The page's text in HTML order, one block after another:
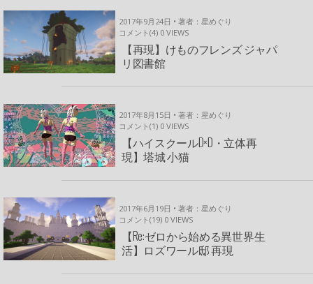
2017年9月24日 • 著者：星めぐり
コメント(4) 0 VIEWS
【再現】けものフレンズ ジャパ
リ図書館
2017年8月15日 • 著者：星めぐり
コメント(1) 0 VIEWS
【ハイスクールD×D・立体再
現】塔城 小猫
2017年6月19日 • 著者：星めぐり
コメント(19) 0 VIEWS
【Re:ゼロから始める異世界生
活】ロズワール邸 再現